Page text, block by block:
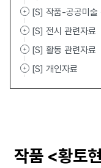
[S] 작품-공공미술
[S] 전시 관련자료
[S] 활동 관련자료
[S] 개인자료
작품 <황토